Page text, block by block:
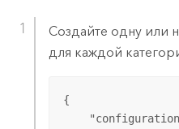
Создайте одну или
для каждой
{